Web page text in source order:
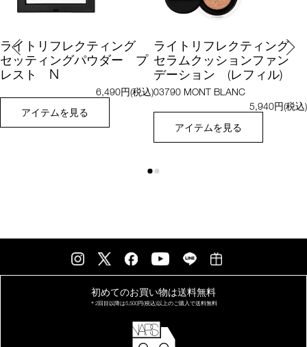
ライトリフレクティング
セッティングパウダー プ
レスト N
6,490円(税込)
アイテムを見る
ライトリフレクティング
セラムクッションファン
デーション (レフィル)
03790 MONT BLANC
5,940円(税込)
アイテムを見る
初めてのお買い物は送料無料
＊2回目以降は5,500円(税込)以上の ご購入で送料無料